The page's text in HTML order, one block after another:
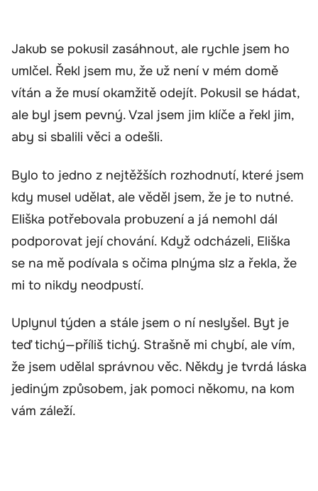
Jakub se pokusil zasáhnout, ale rychle jsem ho
umlčel. Řekl jsem mu, že už není v mém domě
vítán a že musí okamžitě odejít. Pokusil se hádat,
ale byl jsem pevný. Vzal jsem jim klíče a řekl jim,
aby si sbalili věci a odešli.
Bylo to jedno z nejtěžších rozhodnutí, které jsem
kdy musel udělat, ale věděl jsem, že je to nutné.
Eliška potřebovala probuzení a já nemohl dál
podporovat její chování. Když odcházeli, Eliška
se na mě podívala s očima plnýma slz a řekla, že
mi to nikdy neodpustí.
Uplynul týden a stále jsem o ní neslyšel. Byt je
teď tichý—příliš tichý. Strašně mi chybí, ale vím,
že jsem udělal správnou věc. Někdy je tvrdá láska
jediným způsobem, jak pomoci někomu, na kom
vám záleží.